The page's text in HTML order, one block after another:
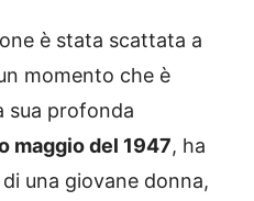
è stata scattata a
momento che è
sua profonda
maggio del 1947, ha
una giovane donna,